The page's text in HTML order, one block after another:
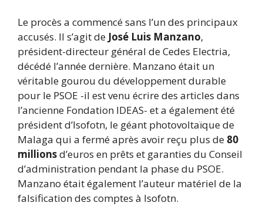
Le procès a commencé sans l’un des principaux
accusés. Il s’agit de José Luis Manzano,
président-directeur général de Cedes Electria,
décédé l’année dernière. Manzano était un
véritable gourou du développement durable
pour le PSOE -il est venu écrire des articles dans
l’ancienne Fondation IDEAS- et a également été
président d’Isofotn, le géant photovoltaïque de
Malaga qui a fermé après avoir reçu plus de 80
millionsd’euros en prêts et garanties du Conseil
d’administration pendant la phase du PSOE.
Manzano était également l’auteur matériel de la
falsification des comptes à Isofotn.